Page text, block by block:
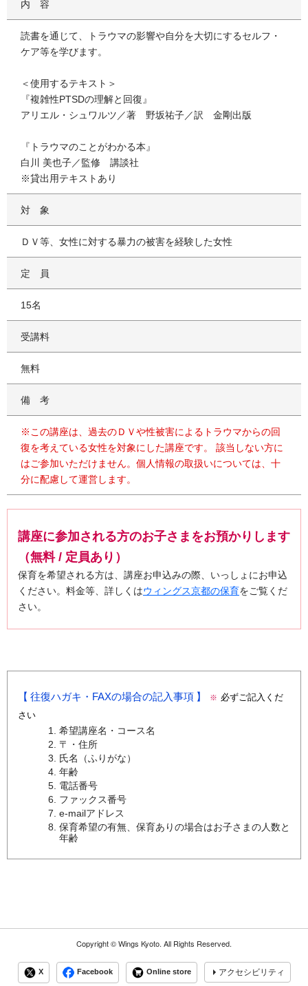
内容
読書を通じて、トラウマの影響や自分を大切にするセルフ・
ケア等を学びます。
＜使用するテキスト＞
『複雑性PTSDの理解と回復』
アリエル・シュワルツ／著 野坂祐子／訳 金剛出版
『トラウマのことがわかる本』
白川 美也子／監修 講談社
※貸出用テキストあり
対象
ＤＶ等、女性に対する暴力の被害を経験した女性
定員
15名
受講料
無料
備考
※この講座は、過去のＤＶや性被害によるトラウマからの回
復を考えている女性を対象にした講座です。 該当しない方に
はご参加いただけません。個人情報の取扱いについては、十
分に配慮して運営します。
講座に参加される方のお子さまをお預かりします
（無料 / 定員あり）
保育を希望される方は、講座お申込みの際、いっしょにお申込
ください。料金等、詳しくはウィングス京都の保育をご覧くだ
さい。
往復ハガキ・FAXの場合の記入事項 ※ 必ずご記入くだ
さい
希望講座名・コース名
〒・住所
氏名（ふりがな）
年齢
電話番号
ファックス番号
e-mailアドレス
保育希望の有無、保育ありの場合はお子さまの人数と
年齢
Copyright ©Wings Kyoto. All Rights Reserved.
X Facebook Online store アクセシビリティ